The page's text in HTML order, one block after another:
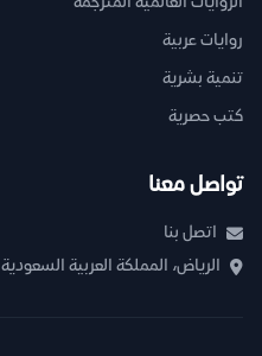
روايات عربية
تنمية بشرية
كتب حصرية
تواصل معنا
اتصل بنا
الرياض، المملكة العربية السعودية